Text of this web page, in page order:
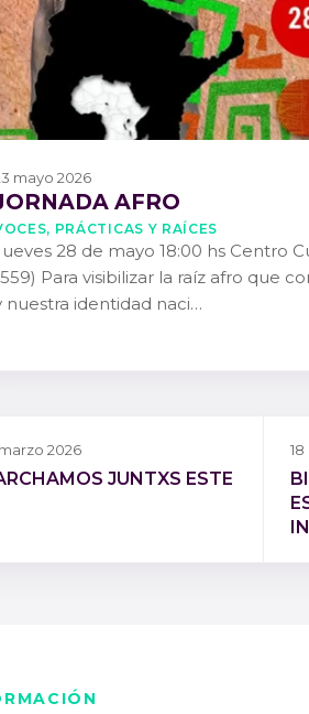
mayo 2026
AFRO
Prácticas y Raíces
28 de mayo 18:00 hs Centro
Para visibilizar la raíz afro que
nuestra identidad naci…
2026
JUNTXS ESTE